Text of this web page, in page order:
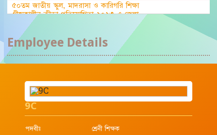
৫০তম জাতীয় স্কুল, মাদরাসা ও কারিগরি শিক্ষা
গ্রীষ্মকালীন ক্রীড়া প্রতিযোগিতা-২০২৩ এ জেলা
পর্যায়ে দাবা (বালক) এ
Employee Details
9C
পদবীঃ
শ্রেনী শিক্ষক